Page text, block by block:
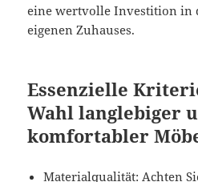
eine wertvolle Investition in
eigenen Zuhauses.
Essenzielle
Wahl langlebiger
komfortabler
Materialqualität: Achten